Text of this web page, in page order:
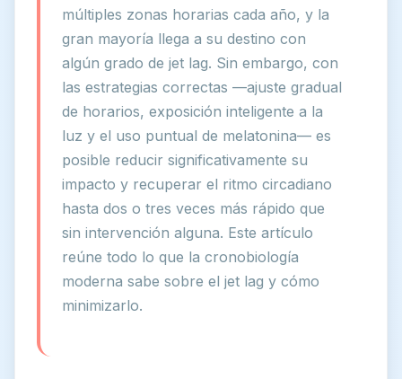
múltiples zonas horarias cada año, y la
gran mayoría llega a su destino con
algún grado de jet lag. Sin embargo, con
las estrategias correctas —ajuste gradual
de horarios, exposición inteligente a la
luz y el uso puntual de melatonina— es
posible reducir significativamente su
impacto y recuperar el ritmo circadiano
hasta dos o tres veces más rápido que
sin intervención alguna. Este artículo
reúne todo lo que la cronobiología
moderna sabe sobre el jet lag y cómo
minimizarlo.